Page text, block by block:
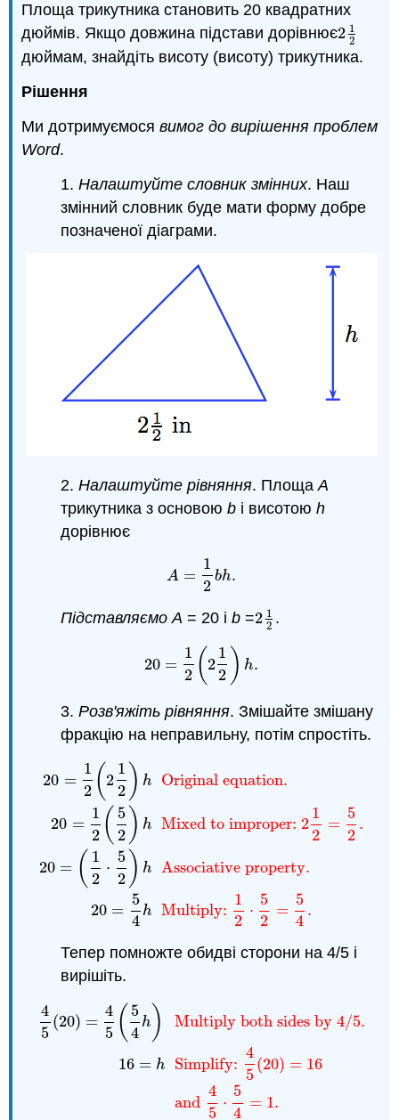
Площа трикутника становить 20 квадратних
дюймів. Якщо довжина підстави дорівнює2 1
2
21
дюймам, знайдіть висоту (висоту) трикутника.
Рішення
Ми дотримуємосявимог до вирішення проблем
Word.
1.Налаштуйте словник змінних. Наш
змінний словник буде мати форму добре
позначеної діаграми.
2.Налаштуйте рівняння. ПлощаA
трикутника з основоюb і висотоюh
дорівнює
A =
1
2
bh.
A =1 2bh.
Підставляємо A = 20 іb =2 1
2
21 2.
20 =
1
2 ( 2
1
2 ) h.
20= 12 ( 212 h .
3.Розв'яжіть рівняння. Змішайте змішану
фракцію на неправильну, потім спростіть.
20 =
1
2 ( 2
1
2 ) h
20 =
1
2 ( 5
2 ) h
20 = ( 1
2
⋅
5
2 ) h
20 =
5
4
h
Original equation.
Mixed to improper: 2
1
2
=
5
2
.
Associative property.
Multiply:
1
2
⋅
5
2
=
5
4
.
21 2)h Original equation. (5 Mixed
Тепер помножте обидві сторони на 4/5 і
вирішіть.
4
5
(20) =
4
5 ( 5
4
h )
16 = h
Multiply both sides by 4/5.
Simplify:
4
5
(20) = 16
and
4
5
⋅
5
4
= 1.
54h) Multiply both sides by 4/5.